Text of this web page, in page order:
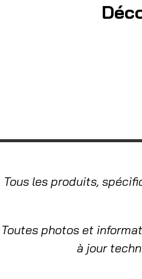
Tous les produits,
Toutes photos et
à jour